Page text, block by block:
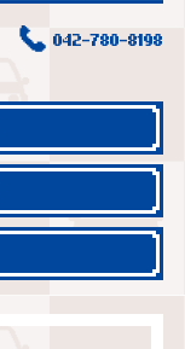
042-780-8198